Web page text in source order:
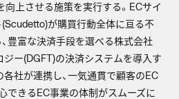
上させる施策を実行する。ECサイ
が購買行動全体に亘る不
豊富な決済手段を選べる株式会社
ー(DGFT)の決済システムを導入す
社が連携し、一気通貫で顧客のEC
できるEC事業の体制がスムーズに